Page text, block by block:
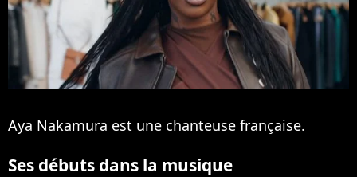
Aya Nakamura est une chanteuse française.
Ses débuts dans la musique